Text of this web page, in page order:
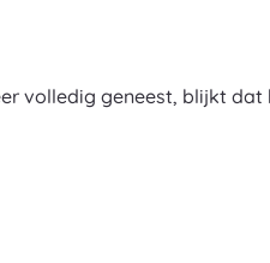
volledig geneest, blijkt